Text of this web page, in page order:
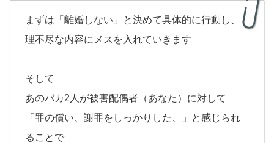
まずは「離婚しない」と決めて具体的に行動し、
理不尽な内容にメスを入れていきます
そして
あのバカ2人が被害配偶者（あなた）に対して
「罪の償い、謝罪をしっかりした、」と感じられ
ることで